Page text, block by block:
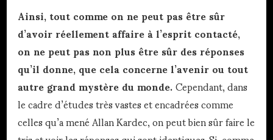
Ainsi, tout comme on ne peut pas être sûr
d’avoir réellement affaire à l’esprit contacté,
on ne peut pas non plus être sûr des réponses
qu’il donne, que cela concerne l’avenir ou tout
autre grand mystère du monde.Cependant, dans
le cadre d’études très vastes et encadrées comme
celles qu’a mené Allan Kardec, on peut bien sûr faire le